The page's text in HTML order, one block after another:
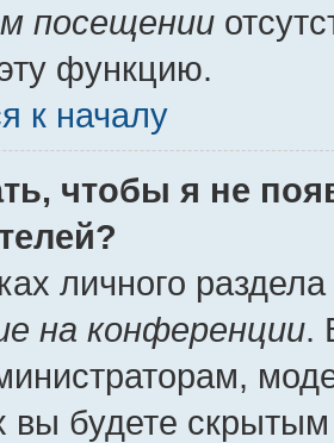
посещении
функцию.
к началу
чтобы я не
личного
на конференции.
вы будете